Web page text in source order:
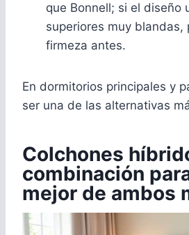
que Bonnell; si el diseño
superiores muy blandas,
firmeza antes.
En dormitorios principales y
ser una de las alternativas
Colchones
combinación
mejor de ambos